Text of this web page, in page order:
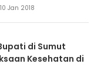
10 Jan 2018
di Sumut
Kesehatan di